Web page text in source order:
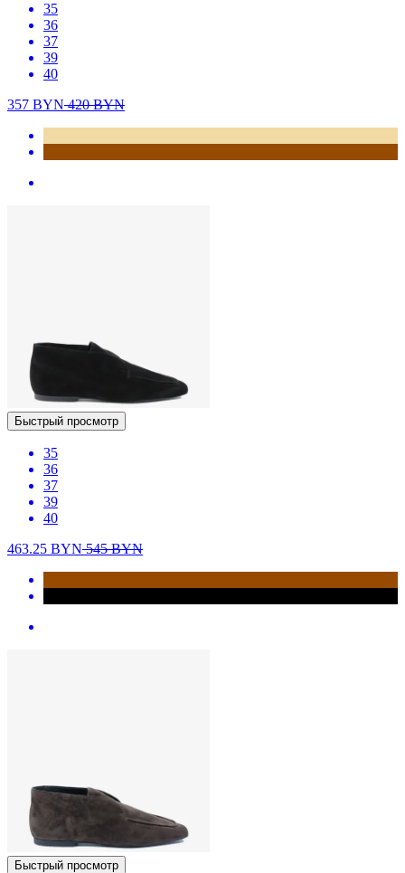
35
36
37
39
40
357 BYN420BYN
Быстрый просмотр
35
36
37
39
40
463.25 BYN545BYN
Быстрый просмотр